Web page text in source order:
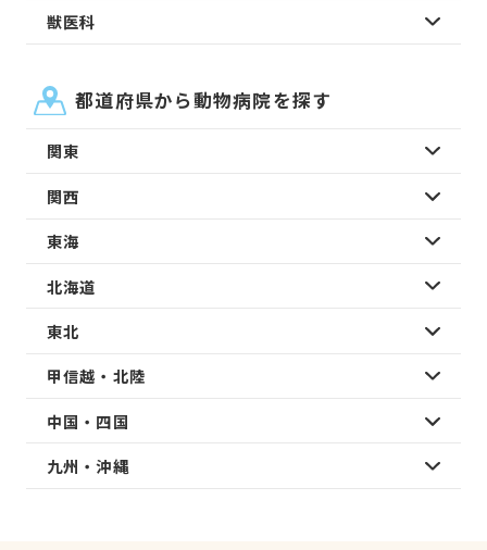
獣医科
都道府県から動物病院を探す
関東
関西
東海
北海道
東北
甲信越・北陸
中国・四国
九州・沖縄